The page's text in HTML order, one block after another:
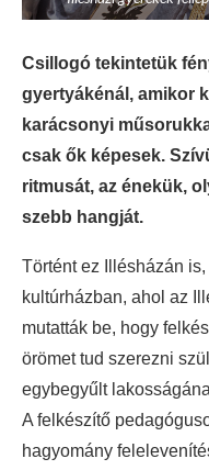
Csillogó tekintetük
gyertyákénál, amikor
karácsonyi
csak ők képesek.
ritmusát, az énekük,
szebb hangját.
Történt ez Illésházán
kultúrházban, ahol az
mutatták be, hogy
örömet tud szerezni
egybegyűlt
A felkészítő
hagyomány